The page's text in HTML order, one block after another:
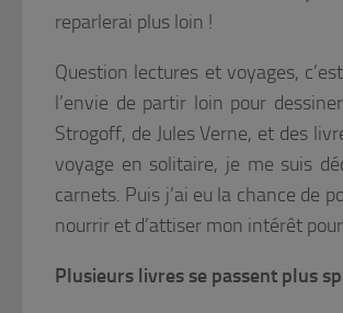
reparlerai plus loin !
Question lectures et voyages,
l’envie de partir loin pour
Strogoff, de Jules Verne, et des
voyage en solitaire, je me suis
carnets. Puis j’ai eu la chance de
nourrir et d’attiser mon intérêt
Plusieurs livres se passent plus